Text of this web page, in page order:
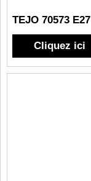
TEJO 70573 E27
Cliquez ici